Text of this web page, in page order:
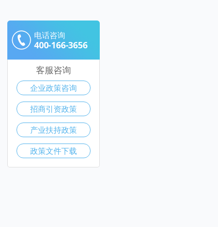
电话咨询
400-166-3656
客服咨询
企业政策咨询
招商引资政策
产业扶持政策
政策文件下载